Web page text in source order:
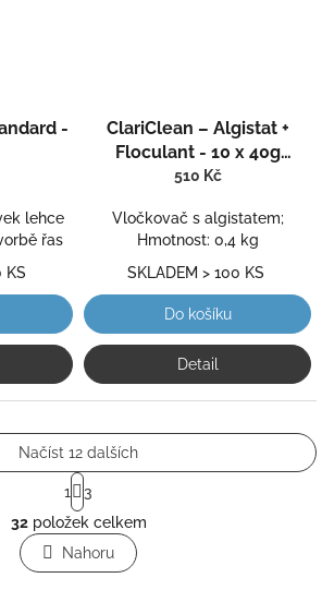
-
lehce
řas
KS
hodnocení
produktu
je
z
5
ClariClean – Algistat +
Floculant - 10 x 40g
tablety
510 Kč
Vločkovač s algistatem;
Hmotnost: 0,4 kg
SKLADEM > 100 KS
Do košíku
Detail
O
v
l
á
Načíst 12 dalších
S
t
r
á
n
k
1
3
32položek celkem
Nahoru